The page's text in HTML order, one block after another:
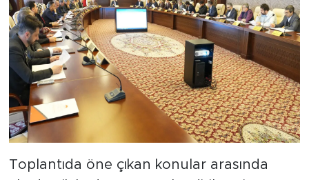
Toplantıda öne çıkan konular arasında